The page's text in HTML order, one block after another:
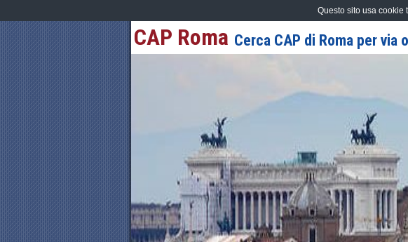
CAP Roma Cerca CAP di Roma per via
Questo sito usa cookie